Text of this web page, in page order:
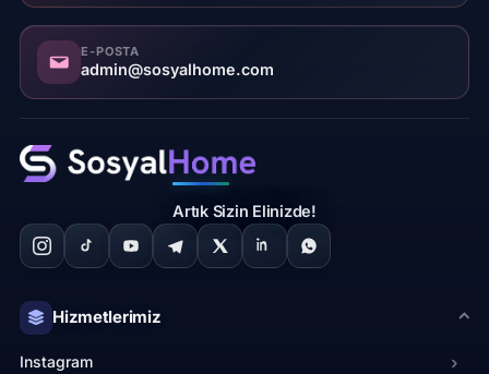
E-POSTA
admin@sosyalhome.com
Artık Sizin Elinizde!
Hizmetlerimiz
Instagram ›